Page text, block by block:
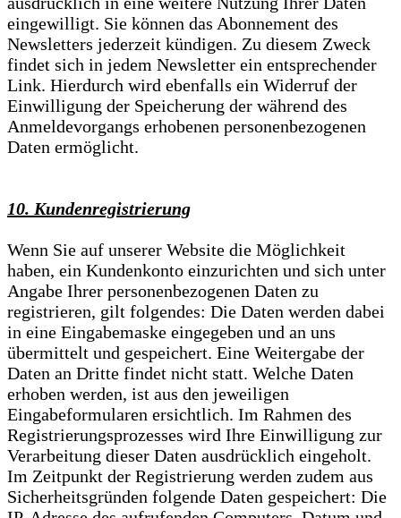
eingewilligt. Sie können das Abonnement des
Newsletters jederzeit kündigen. Zu diesem Zweck
findet sich in jedem Newsletter ein entsprechender
Link. Hierdurch wird ebenfalls ein Widerruf der
Einwilligung der Speicherung der während des
Anmeldevorgangs erhobenen personenbezogenen
Daten ermöglicht.
10. Kundenregistrierung
Wenn Sie auf unserer Website die Möglichkeit
haben, ein Kundenkonto einzurichten und sich unter
Angabe Ihrer personenbezogenen Daten zu
registrieren, gilt folgendes: Die Daten werden dabei
in eine Eingabemaske eingegeben und an uns
übermittelt und gespeichert. Eine Weitergabe der
Daten an Dritte findet nicht statt. Welche Daten
erhoben werden, ist aus den jeweiligen
Eingabeformularen ersichtlich. Im Rahmen des
Registrierungsprozesses wird Ihre Einwilligung zur
Verarbeitung dieser Daten ausdrücklich eingeholt.
Im Zeitpunkt der Registrierung werden zudem aus
Sicherheitsgründen folgende Daten gespeichert: Die